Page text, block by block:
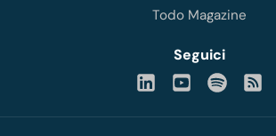
Todo Magazine
Seguici